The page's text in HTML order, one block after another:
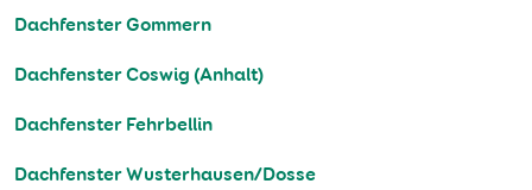
Dachfenster Gommern
Dachfenster Coswig (Anhalt)
Dachfenster Fehrbellin
Dachfenster Wusterhausen/Dosse